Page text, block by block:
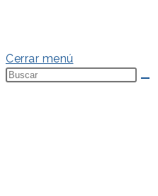
Cerrar menú